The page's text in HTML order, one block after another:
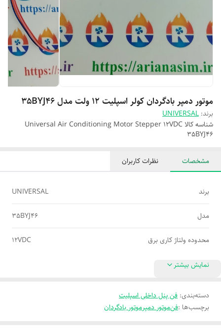
موتور دمپر بادگردان کولر اسپلیت 12 ولت مدل 35BYJ46
برند: UNIVERSAL
شناسه کالا Universal Air Conditioning Motor Stepper 12VDC
35BYJ46
مشخصات نظرات کاربران
برند UNIVERSAL
مدل 35BYJ46
محدوده ولتاژ کاری برق 12VDC
نمایش بیشتر
دسته‌بندی: فن پنل داخلی اسپلیت
برچسب‌ها :فنموتور دمپرموتور بادگردان